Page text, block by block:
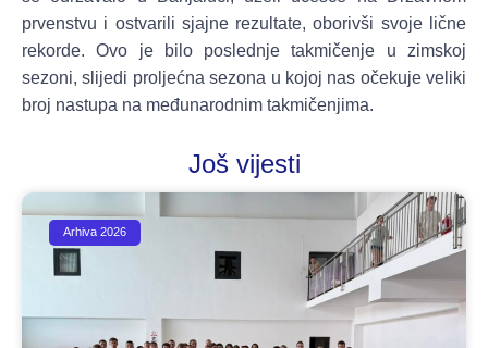
prvenstvu i ostvarili sjajne rezultate, oborivši svoje lične
rekorde. Ovo je bilo poslednje takmičenje u zimskoj
sezoni, slijedi proljećna sezona u kojoj nas očekuje veliki
broj nastupa na međunarodnim takmičenjima.
Još vijesti
Arhiva 2026